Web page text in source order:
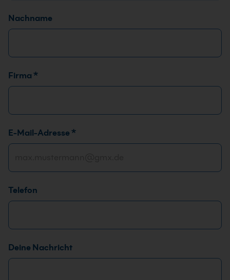
Nachname
*
A
r
d
e
S
G
i
n
Firma *
E-Mail-Adresse *
Telefon
Deine Nachricht